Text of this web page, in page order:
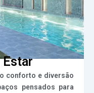
Estar
conforto e diversão
pensados para